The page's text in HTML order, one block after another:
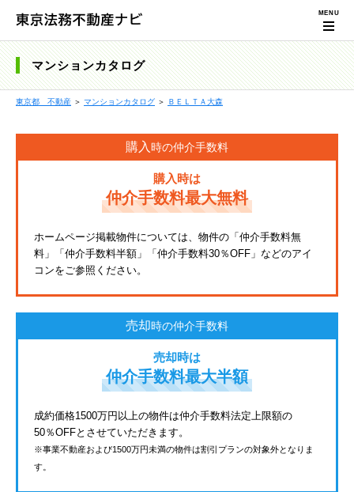
マンションカタログ
東京都 不動産 ＞ マンションカタログ ＞ ＢＥＬＴＡ大森
購入時の仲介手数料
購入時は
仲介手数料最大無料
ホームページ掲載物件については、物件の「仲介手数料無
料」「仲介手数料半額」「仲介手数料30％OFF」などのアイ
コンをご参照ください。
売却時の仲介手数料
売却時は
仲介手数料最大半額
成約価格1500万円以上の物件は仲介手数料法定上限額の
50％OFFとさせていただきます。
※事業不動産および1500万円未満の物件は割引プランの対象外となりま
す。